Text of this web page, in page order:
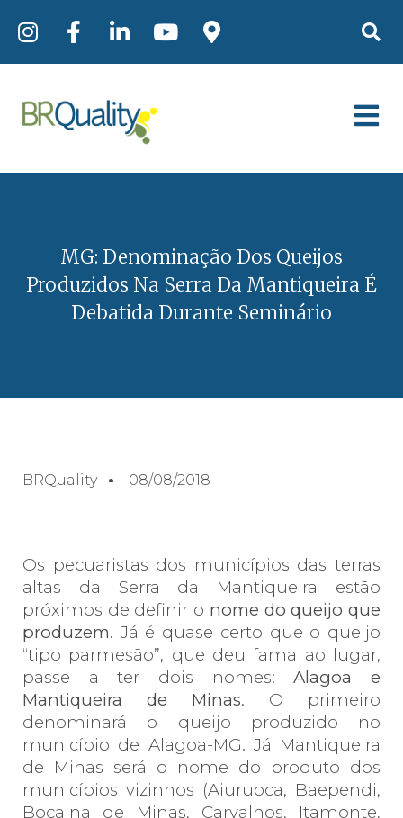
MG: Denominação Dos Queijos
Produzidos Na Serra Da Mantiqueira É
Debatida Durante Seminário
BRQuality 08/08/2018
Os pecuaristas dos municípios das terras
altas da Serra da Mantiqueira estão
próximos de definir o nome do queijo que
produzem. Já é quase certo que o queijo
“tipo parmesão”, que deu fama ao lugar,
passe a ter dois nomes:Alagoa e
Mantiqueira de Minas. O primeiro
denominará o queijo produzido no
município de Alagoa-MG. Já Mantiqueira
de Minas será o nome do produto dos
municípios vizinhos (Aiuruoca, Baependi,
Bocaina de Minas, Carvalhos, Itamonte,